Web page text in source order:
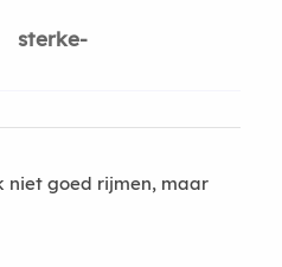
sterke-
niet goed rijmen, maar